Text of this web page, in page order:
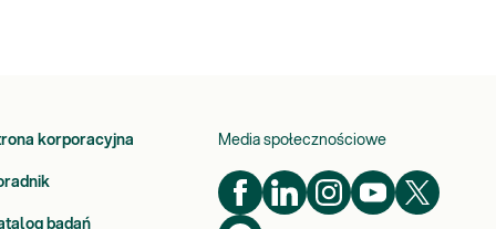
korporacyjna
badań
Media społecznościowe